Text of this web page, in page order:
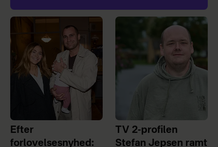
Efter
forlovelsesnyhed:
TV 2-profilen
Stefan Jepsen ramt